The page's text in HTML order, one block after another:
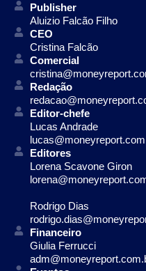
Publisher
Aluizio Falcão Filho
CEO
Cristina Falcão
Comercial
Redação
Editor-chefe
Lucas Andrade
Editores
Lorena Scavone Giron
Rodrigo Dias
Financeiro
Giulia Ferrucci